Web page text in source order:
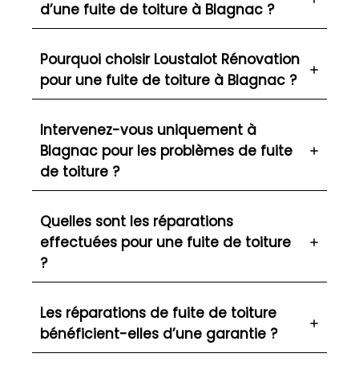
d’une fuite de toiture à Blagnac ?
Pourquoi choisir Loustalot Rénovation
pour une fuite de toiture à Blagnac ?
Intervenez-vous uniquement à
Blagnac pour les problèmes de fuite
de toiture ?
Quelles sont les réparations
effectuées pour une fuite de toiture
?
Les réparations de fuite de toiture
bénéficient-elles d’une garantie ?